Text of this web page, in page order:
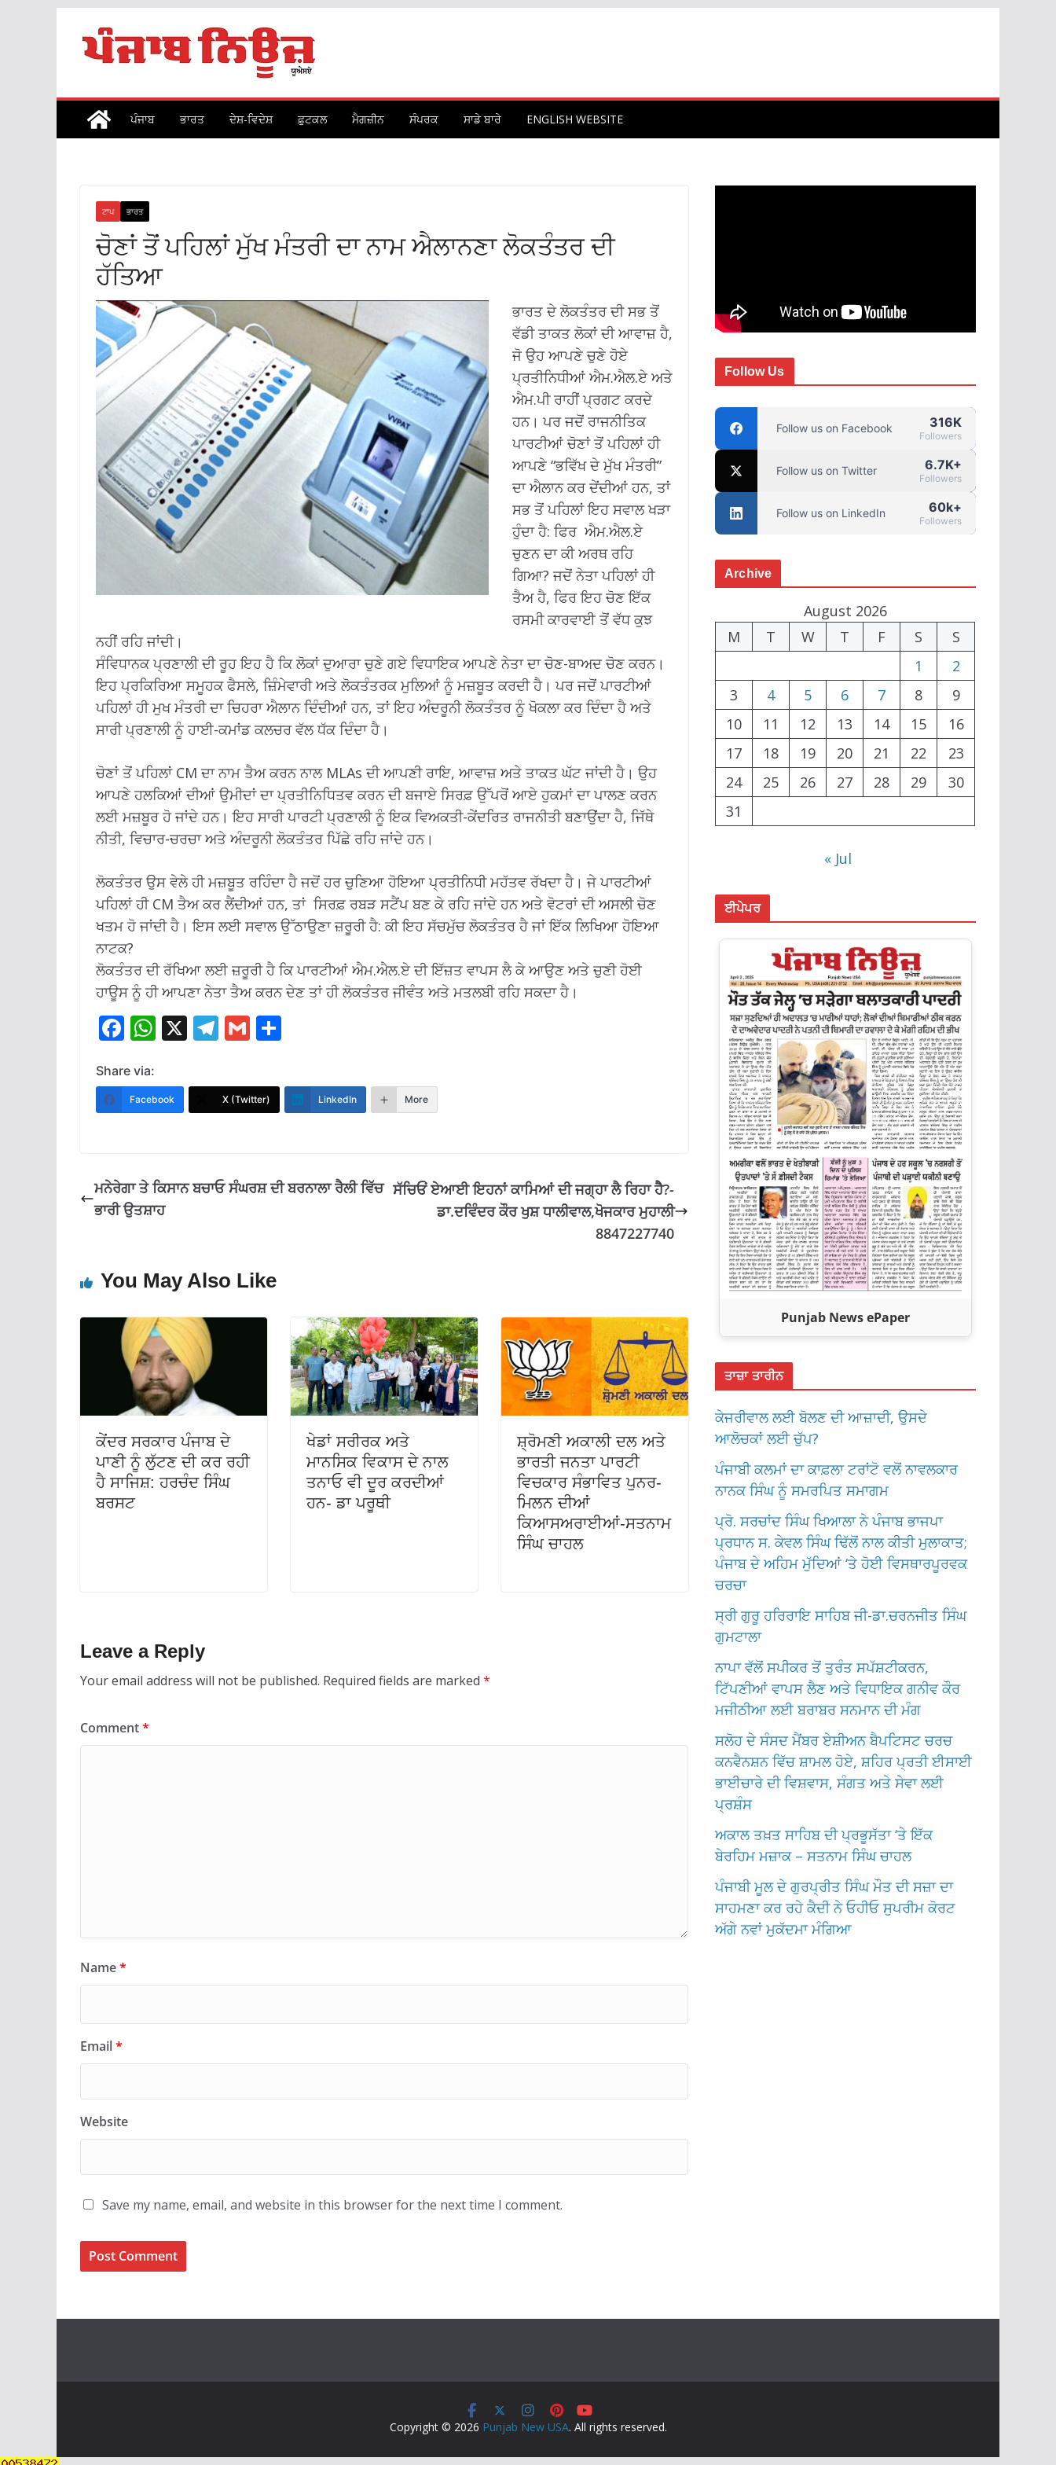
content
ਪੰਜਾਬ ਭਾਰਤ ਦੇਸ਼-ਵਿਦੇਸ਼ ਫ਼ੁਟਕਲ ਮੈਗਜ਼ੀਨ ਸੰਪਰਕ ਸਾਡੇ ਬਾਰੇ ENGLISH WEBSITE
ਟਾਪ ਭਾਰਤ
ਚੋਣਾਂ ਤੋਂ ਪਹਿਲਾਂ ਮੁੱਖ ਮੰਤਰੀ ਦਾ ਨਾਮ ਐਲਾਨਣਾ ਲੋਕਤੰਤਰ ਦੀ
ਹੱਤਿਆ
ਭਾਰਤ ਦੇ ਲੋਕਤੰਤਰ ਦੀ ਸਭ ਤੋਂ
ਵੱਡੀ ਤਾਕਤ ਲੋਕਾਂ ਦੀ ਆਵਾਜ਼ ਹੈ,
ਜੋ ਉਹ ਆਪਣੇ ਚੁਣੇ ਹੋਏ
ਪ੍ਰਤੀਨਿਧੀਆਂ ਐਮ.ਐਲ.ਏ ਅਤੇ
ਐਮ.ਪੀ ਰਾਹੀਂ ਪ੍ਰਗਟ ਕਰਦੇ
ਹਨ। ਪਰ ਜਦੋਂ ਰਾਜਨੀਤਿਕ
ਪਾਰਟੀਆਂ ਚੋਣਾਂ ਤੋਂ ਪਹਿਲਾਂ ਹੀ
ਆਪਣੇ “ਭਵਿੱਖ ਦੇ ਮੁੱਖ ਮੰਤਰੀ”
ਦਾ ਐਲਾਨ ਕਰ ਦੇਂਦੀਆਂ ਹਨ, ਤਾਂ
ਸਭ ਤੋਂ ਪਹਿਲਾਂ ਇਹ ਸਵਾਲ ਖੜਾ
ਹੁੰਦਾ ਹੈ: ਫਿਰ ਐਮ.ਐਲ.ਏ
ਚੁਣਨ ਦਾ ਕੀ ਅਰਥ ਰਹਿ
ਗਿਆ? ਜਦੋਂ ਨੇਤਾ ਪਹਿਲਾਂ ਹੀ
ਤੈਅ ਹੈ, ਫਿਰ ਇਹ ਚੋਣ ਇੱਕ
ਰਸਮੀ ਕਾਰਵਾਈ ਤੋਂ ਵੱਧ ਕੁਝ
ਨਹੀਂ ਰਹਿ ਜਾਂਦੀ।
ਸੰਵਿਧਾਨਕ ਪ੍ਰਣਾਲੀ ਦੀ ਰੂਹ ਇਹ ਹੈ ਕਿ ਲੋਕਾਂ ਦੁਆਰਾ ਚੁਣੇ ਗਏ ਵਿਧਾਇਕ ਆਪਣੇ ਨੇਤਾ ਦਾ ਚੋਣ-ਬਾਅਦ ਚੋਣ ਕਰਨ।
ਇਹ ਪ੍ਰਕਿਰਿਆ ਸਮੂਹਕ ਫੈਸਲੇ, ਜ਼ਿੰਮੇਵਾਰੀ ਅਤੇ ਲੋਕਤੰਤਰਕ ਮੁਲਿਆਂ ਨੂੰ ਮਜ਼ਬੂਤ ਕਰਦੀ ਹੈ। ਪਰ ਜਦੋਂ ਪਾਰਟੀਆਂ
ਪਹਿਲਾਂ ਹੀ ਮੁਖ ਮੰਤਰੀ ਦਾ ਚਿਹਰਾ ਐਲਾਨ ਦਿੰਦੀਆਂ ਹਨ, ਤਾਂ ਇਹ ਅੰਦਰੂਨੀ ਲੋਕਤੰਤਰ ਨੂੰ ਖੋਕਲਾ ਕਰ ਦਿੰਦਾ ਹੈ ਅਤੇ
ਸਾਰੀ ਪ੍ਰਣਾਲੀ ਨੂੰ ਹਾਈ-ਕਮਾਂਡ ਕਲਚਰ ਵੱਲ ਧੱਕ ਦਿੰਦਾ ਹੈ।
ਚੋਣਾਂ ਤੋਂ ਪਹਿਲਾਂ CM ਦਾ ਨਾਮ ਤੈਅ ਕਰਨ ਨਾਲ MLAs ਦੀ ਆਪਣੀ ਰਾਇ, ਆਵਾਜ਼ ਅਤੇ ਤਾਕਤ ਘੱਟ ਜਾਂਦੀ ਹੈ। ਉਹ
ਆਪਣੇ ਹਲਕਿਆਂ ਦੀਆਂ ਉਮੀਦਾਂ ਦਾ ਪ੍ਰਤੀਨਿਧਿਤਵ ਕਰਨ ਦੀ ਬਜਾਏ ਸਿਰਫ਼ ਉੱਪਰੋਂ ਆਏ ਹੁਕਮਾਂ ਦਾ ਪਾਲਣ ਕਰਨ
ਲਈ ਮਜ਼ਬੂਰ ਹੋ ਜਾਂਦੇ ਹਨ। ਇਹ ਸਾਰੀ ਪਾਰਟੀ ਪ੍ਰਣਾਲੀ ਨੂੰ ਇਕ ਵਿਅਕਤੀ-ਕੇਂਦਰਿਤ ਰਾਜਨੀਤੀ ਬਣਾਉਂਦਾ ਹੈ, ਜਿੱਥੇ
ਨੀਤੀ, ਵਿਚਾਰ-ਚਰਚਾ ਅਤੇ ਅੰਦਰੂਨੀ ਲੋਕਤੰਤਰ ਪਿੱਛੇ ਰਹਿ ਜਾਂਦੇ ਹਨ।
ਲੋਕਤੰਤਰ ਉਸ ਵੇਲੇ ਹੀ ਮਜ਼ਬੂਤ ਰਹਿੰਦਾ ਹੈ ਜਦੋਂ ਹਰ ਚੁਣਿਆ ਹੋਇਆ ਪ੍ਰਤੀਨਿਧੀ ਮਹੱਤਵ ਰੱਖਦਾ ਹੈ। ਜੇ ਪਾਰਟੀਆਂ
ਪਹਿਲਾਂ ਹੀ CM ਤੈਅ ਕਰ ਲੈਂਦੀਆਂ ਹਨ, ਤਾਂ ਸਿਰਫ਼ ਰਬੜ ਸਟੈਂਪ ਬਣ ਕੇ ਰਹਿ ਜਾਂਦੇ ਹਨ ਅਤੇ ਵੋਟਰਾਂ ਦੀ ਅਸਲੀ ਚੋਣ
ਖਤਮ ਹੋ ਜਾਂਦੀ ਹੈ। ਇਸ ਲਈ ਸਵਾਲ ਉੱਠਾਉਣਾ ਜ਼ਰੂਰੀ ਹੈ: ਕੀ ਇਹ ਸੱਚਮੁੱਚ ਲੋਕਤੰਤਰ ਹੈ ਜਾਂ ਇੱਕ ਲਿਖਿਆ ਹੋਇਆ
ਨਾਟਕ?
ਲੋਕਤੰਤਰ ਦੀ ਰੱਖਿਆ ਲਈ ਜ਼ਰੂਰੀ ਹੈ ਕਿ ਪਾਰਟੀਆਂ ਐਮ.ਐਲ.ਏ ਦੀ ਇੱਜ਼ਤ ਵਾਪਸ ਲੈ ਕੇ ਆਉਣ ਅਤੇ ਚੁਣੀ ਹੋਈ
ਹਾਊਸ ਨੂੰ ਹੀ ਆਪਣਾ ਨੇਤਾ ਤੈਅ ਕਰਨ ਦੇਣ ਤਾਂ ਹੀ ਲੋਕਤੰਤਰ ਜੀਵੰਤ ਅਤੇ ਮਤਲਬੀ ਰਹਿ ਸਕਦਾ ਹੈ।
F
e
b
k
W
at
s
p
X T
e
gr
G
ai
l
ar
e
Share via:
Facebook X (Twitter) LinkedIn More
ਮਨੇਰੇਗਾ ਤੇ ਕਿਸਾਨ ਬਚਾਓ ਸੰਘਰਸ਼ ਦੀ ਬਰਨਾਲਾ ਰੈਲੀ ਵਿੱਚ
ਭਾਰੀ ਉਤਸ਼ਾਹ
ਸੱਚਿਓਂ ਏਆਈ ਇਹਨਾਂ ਕਾਮਿਆਂ ਦੀ ਜਗ੍ਹਾ ਲੈ ਰਿਹਾ ਹੈੈ?-
ਡਾ.ਦਵਿੰਦਰ ਕੌਰ ਖੁਸ਼ ਧਾਲੀਵਾਲ,ਖੋਜਕਾਰ ਮੁਹਾਲੀ
8847227740
You May Also Like
ਕੇਂਦਰ ਸਰਕਾਰ ਪੰਜਾਬ ਦੇ
ਪਾਣੀ ਨੂੰ ਲੁੱਟਣ ਦੀ ਕਰ ਰਹੀ
ਹੈ ਸਾਜਿਸ਼: ਹਰਚੰਦ ਸਿੰਘ
ਬਰਸਟ
ਖੇਡਾਂ ਸਰੀਰਕ ਅਤੇ
ਮਾਨਸਿਕ ਵਿਕਾਸ ਦੇ ਨਾਲ
ਤਨਾਓ ਵੀ ਦੂਰ ਕਰਦੀਆਂ
ਹਨ- ਡਾ ਪਰੂਥੀ
ਸ਼੍ਰੋਮਣੀ ਅਕਾਲੀ ਦਲ ਅਤੇ
ਭਾਰਤੀ ਜਨਤਾ ਪਾਰਟੀ
ਵਿਚਕਾਰ ਸੰਭਾਵਿਤ ਪੁਨਰ-
ਮਿਲਨ ਦੀਆਂ
ਕਿਆਸਅਰਾਈਆਂ-ਸਤਨਾਮ
ਸਿੰਘ ਚਾਹਲ
Leave a Reply
Your email address will not be published. Required fields are marked *
Comment*
Name*
Email*
Website
Save my name, email, and website in this browser for the next time I comment.
Follow Us
Follow us on Facebook 316K
Followers
Follow us on Twitter 6.7K+
Followers
Follow us on LinkedIn 60k+
Followers
Archive
August 2026
M
T W T F S
S
1
2
3
4 5 6 7 8
9
10
11 12 13 14 15
16
17
18 19 20 21 22
23
24
25 26 27 28 29
30
31
« Jul
ਈਪੇਪਰ
Punjab News ePaper
ਤਾਜ਼ਾ ਤਾਰੀਨ
ਕੇਜਰੀਵਾਲ ਲਈ ਬੋਲਣ ਦੀ ਆਜ਼ਾਦੀ, ਉਸਦੇ
ਆਲੋਚਕਾਂ ਲਈ ਚੁੱਪ?
ਪੰਜਾਬੀ ਕਲਮਾਂ ਦਾ ਕਾਫ਼ਲਾ ਟਰਾਂਟੋ ਵਲੋਂ ਨਾਵਲਕਾਰ
ਨਾਨਕ ਸਿੰਘ ਨੂੰ ਸਮਰਪਿਤ ਸਮਾਗਮ
ਪ੍ਰੋ. ਸਰਚਾਂਦ ਸਿੰਘ ਖਿਆਲਾ ਨੇ ਪੰਜਾਬ ਭਾਜਪਾ
ਪ੍ਰਧਾਨ ਸ. ਕੇਵਲ ਸਿੰਘ ਢਿੱਲੋਂ ਨਾਲ ਕੀਤੀ ਮੁਲਾਕਾਤ;
ਪੰਜਾਬ ਦੇ ਅਹਿਮ ਮੁੱਦਿਆਂ ‘ਤੇ ਹੋਈ ਵਿਸਥਾਰਪੂਰਵਕ
ਚਰਚਾ
ਸ੍ਰੀ ਗੁਰੂ ਹਰਿਰਾਇ ਸਾਹਿਬ ਜੀ-ਡਾ.ਚਰਨਜੀਤ ਸਿੰਘ
ਗੁਮਟਾਲਾ
ਨਾਪਾ ਵੱਲੋਂ ਸਪੀਕਰ ਤੋਂ ਤੁਰੰਤ ਸਪੱਸ਼ਟੀਕਰਨ,
ਟਿੱਪਣੀਆਂ ਵਾਪਸ ਲੈਣ ਅਤੇ ਵਿਧਾਇਕ ਗਨੀਵ ਕੌਰ
ਮਜੀਠੀਆ ਲਈ ਬਰਾਬਰ ਸਨਮਾਨ ਦੀ ਮੰਗ
ਸਲੋਹ ਦੇ ਸੰਸਦ ਮੈਂਬਰ ਏਸ਼ੀਅਨ ਬੈਪਟਿਸਟ ਚਰਚ
ਕਨਵੈਨਸ਼ਨ ਵਿੱਚ ਸ਼ਾਮਲ ਹੋਏ, ਸ਼ਹਿਰ ਪ੍ਰਤੀ ਈਸਾਈ
ਭਾਈਚਾਰੇ ਦੀ ਵਿਸ਼ਵਾਸ, ਸੰਗਤ ਅਤੇ ਸੇਵਾ ਲਈ
ਪ੍ਰਸ਼ੰਸ
ਅਕਾਲ ਤਖ਼ਤ ਸਾਹਿਬ ਦੀ ਪ੍ਰਭੂਸੱਤਾ ‘ਤੇ ਇੱਕ
ਬੇਰਹਿਮ ਮਜ਼ਾਕ – ਸਤਨਾਮ ਸਿੰਘ ਚਾਹਲ
ਪੰਜਾਬੀ ਮੂਲ ਦੇ ਗੁਰਪ੍ਰੀਤ ਸਿੰਘ ਮੌਤ ਦੀ ਸਜ਼ਾ ਦਾ
ਸਾਹਮਣਾ ਕਰ ਰਹੇ ਕੈਦੀ ਨੇ ਓਹੀਓ ਸੁਪਰੀਮ ਕੋਰਟ
ਅੱਗੇ ਨਵਾਂ ਮੁਕੱਦਮਾ ਮੰਗਿਆ
Copyright © 2026 Punjab New USA. All rights reserved.